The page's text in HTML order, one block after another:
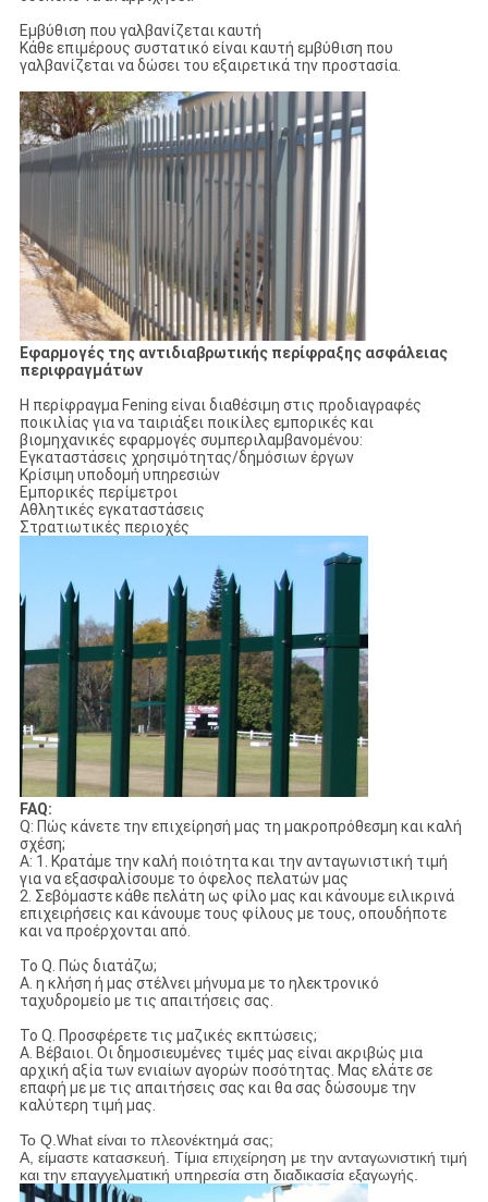
Εμβύθιση που γαλβανίζεται καυτή
Κάθε επιμέρους συστατικό είναι καυτή εμβύθιση που
γαλβανίζεται να δώσει του εξαιρετικά την προστασία.
Εφαρμογές της αντιδιαβρωτικής περίφραξης ασφάλειας
περιφραγμάτων
Η περίφραγμα Fening είναι διαθέσιμη στις προδιαγραφές
ποικιλίας για να ταιριάξει ποικίλες εμπορικές και
βιομηχανικές εφαρμογές συμπεριλαμβανομένου:
Εγκαταστάσεις χρησιμότητας/δημόσιων έργων
Κρίσιμη υποδομή υπηρεσιών
Εμπορικές περίμετροι
Αθλητικές εγκαταστάσεις
Στρατιωτικές περιοχές
FAQ:
Q: Πώς κάνετε την επιχείρησή μας τη μακροπρόθεσμη και καλή
σχέση;
Α: 1. Κρατάμε την καλή ποιότητα και την ανταγωνιστική τιμή
για να εξασφαλίσουμε το όφελος πελατών μας
2. Σεβόμαστε κάθε πελάτη ως φίλο μας και κάνουμε ειλικρινά
επιχειρήσεις και κάνουμε τους φίλους με τους, οπουδήποτε
και να προέρχονται από.
Το Q. Πώς διατάζω;
Α. η κλήση ή μας στέλνει μήνυμα με το ηλεκτρονικό
ταχυδρομείο με τις απαιτήσεις σας.
Το Q. Προσφέρετε τις μαζικές εκπτώσεις;
Α. Βέβαιοι. Οι δημοσιευμένες τιμές μας είναι ακριβώς μια
αρχική αξία των ενιαίων αγορών ποσότητας. Μας ελάτε σε
επαφή με με τις απαιτήσεις σας και θα σας δώσουμε την
καλύτερη τιμή μας.
Το Q.What είναι το πλεονέκτημά σας;
Α, είμαστε κατασκευή. Τίμια επιχείρηση με την ανταγωνιστική τιμή
και την επαγγελματική υπηρεσία στη διαδικασία εξαγωγής.